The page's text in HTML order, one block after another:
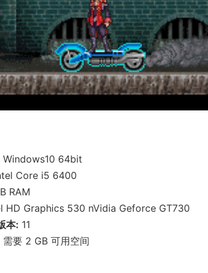
Windows10 64bit
Core i5 6400
RAM
HD Graphics 530 nVidia Geforce GT730
本: 11
需要 2 GB 可用空间